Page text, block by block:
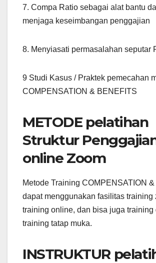
7. Compa Ratio sebagai alat bantu
menjaga keseimbangan penggajian
8. Menyiasati permasalahan seputar
9 Studi Kasus / Praktek pemecahan
COMPENSATION & BENEFITS
METODE pelatihan
Struktur
online Zoom
Metode Training COMPENSATION
dapat menggunakan fasilitas training
training online, dan bisa juga training
training tatap muka.
INSTRUKTUR